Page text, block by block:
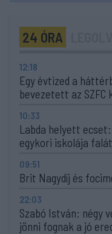
24 ÓRA
12:18
Egy évtized a
bevezetett az SZFC
10:33
Labda helyett
egykori iskolája
09:51
Brit Nagydíj és
22:03
Szabó István: négy
jönni fognak a jó